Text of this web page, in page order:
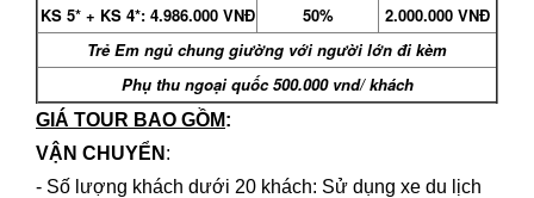
KS 5* + KS 4*: 4.986.000 VNĐ
50%
2.000.000 VNĐ
Trẻ Em ngủ chung giường với người lớn đi kèm
Phụ thu ngoại quốc 500.000 vnd/ khách
GIÁ TOUR BAO GỒM:
VẬN CHUYỂN :
- Số lượng khách dưới 20 khách: Sử dụng xe du lịch